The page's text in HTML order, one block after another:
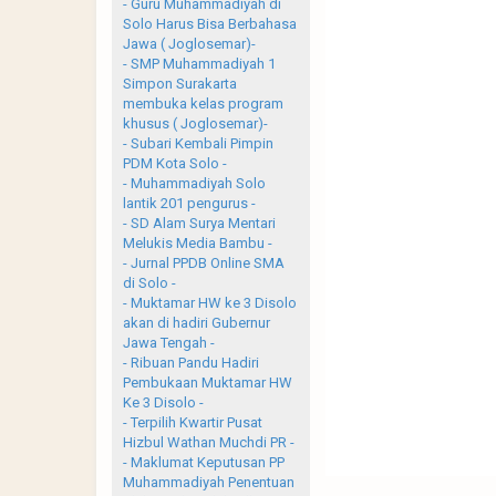
- Guru Muhammadiyah di
Solo Harus Bisa Berbahasa
Jawa ( Joglosemar)-
- SMP Muhammadiyah 1
Simpon Surakarta
membuka kelas program
khusus ( Joglosemar)-
- Subari Kembali Pimpin
PDM Kota Solo -
- Muhammadiyah Solo
lantik 201 pengurus -
- SD Alam Surya Mentari
Melukis Media Bambu -
- Jurnal PPDB Online SMA
di Solo -
- Muktamar HW ke 3 Disolo
akan di hadiri Gubernur
Jawa Tengah -
- Ribuan Pandu Hadiri
Pembukaan Muktamar HW
Ke 3 Disolo -
- Terpilih Kwartir Pusat
Hizbul Wathan Muchdi PR -
- Maklumat Keputusan PP
Muhammadiyah Penentuan